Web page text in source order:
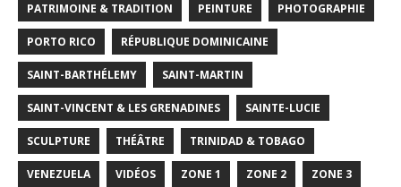
PATRIMOINE & TRADITION PEINTURE PHOTOGRAPHIE
PORTO RICO RÉPUBLIQUE DOMINICAINE
SAINT-BARTHÉLEMY SAINT-MARTIN
SAINT-VINCENT & LES GRENADINES SAINTE-LUCIE
SCULPTURE THÉÂTRE TRINIDAD & TOBAGO
VENEZUELA VIDÉOS ZONE 1 ZONE 2 ZONE 3